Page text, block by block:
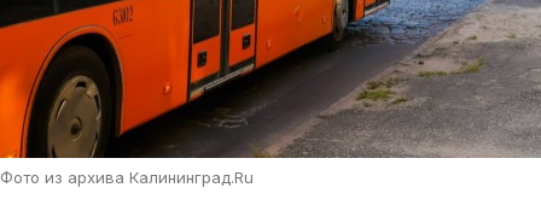
Фото из архива Калининград.Ru